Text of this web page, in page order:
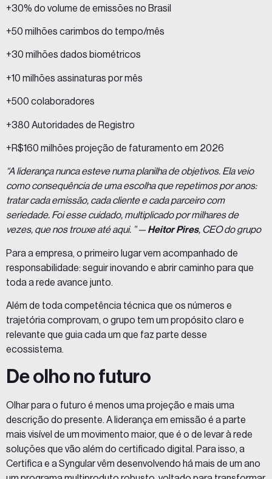
+30% do volume de emissões no Brasil
+50 milhões carimbos do tempo/mês
+30 milhões dados biométricos
+10 milhões assinaturas por mês
+500 colaboradores
+380 Autoridades de Registro
+R$160 milhões projeção de faturamento em 2026
“A liderança nunca esteve numa planilha de objetivos. Ela veio
como consequência de uma escolha que repetimos por anos:
tratar cada emissão, cada cliente e cada parceiro com
seriedade. Foi esse cuidado, multiplicado por milhares de
vezes, que nos trouxe até aqui. ” — Heitor Pires, CEO do grupo
Para a empresa, o primeiro lugar vem acompanhado de
responsabilidade: seguir inovando e abrir caminho para que
toda a rede avance junto.
Além de toda competência técnica que os números e
trajetória comprovam, o grupo tem um propósito claro e
relevante que guia cada um que faz parte desse
ecossistema.
De olho no futuro
Olhar para o futuro é menos uma projeção e mais uma
descrição do presente. A liderança em emissão é a parte
mais visível de um movimento maior, que é o de levar à rede
soluções que vão além do certificado digital. Para isso, a
Certifica e a Syngular vêm desenvolvendo há mais de um ano